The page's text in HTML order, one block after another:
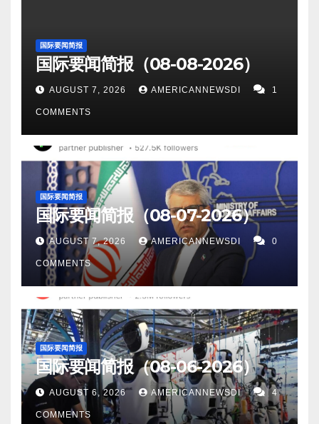
克蘭結束戰爭的唯一機會是與俄羅斯談判。 14。莫斯
科（路透社）——俄羅斯週一指責西方國家通過制
裁“實質上竊取”了其黃金和外匯儲備。當被記者問及歐
盟將凍結的俄羅斯資產轉移到烏克蘭的提議時，克里
姆林宮發言人德米特里佩斯科夫說：“總的來說，我們
的大部分資產基本上已被特定的西方國家竊取。” 15。
據俄羅斯國有新聞媒體RIA Novosti報導，週一晚上，
連接俄羅斯和白俄羅斯的鐵路的一部分被爆炸裝置損
壞。據報導，爆炸炸毀了布良斯克地區俄羅斯城鎮
Novozybkiv和Zlinka之間的部分軌道，該地區分別與白
俄羅斯和烏克蘭接壤。 16。美国疫情 昨日美国新增新
冠患者8,100人。新增死亡人数1人。 康州新增新冠感
染202人，新增死0人。 17。世界疫情 昨日印度新增新
冠患者1,334人. 日本新增30,873人； 中国新增6,525
人。 俄罗斯昨日新增新冠患者8,587人。 以下为华人
服务广告区： 衷心感谢大家的支持！ 顾震帝 2022年
10月25日。
潛艇上。週三，埃里克·庫里拉將軍在國際水域的一個
秘密地點登上了西弗吉尼亞號航空母艦大約八小時，
下為戰時應急進行訓練。 16。美国疫情 昨日美国新增
新冠患者4,971人。新增死亡人数12人。 康州新增新冠
感染433人，新增死0人 17。世界疫情 昨日印度新增新
冠患者1,994人. 日本新增34,173人； 中国新增6,929
人。 俄罗斯昨日新增新冠患者9,241人。 以下为华人
服务广告区： 衷心感谢大家的支持！ 顾震帝 2022年
10月24日。
11。比爾克林頓前顧問相信，聯邦調查局搜查前总统
川普的海湖莊園目的是為了保護他们自己。 12。活動
人士說，週六，伊朗的店主和工廠工人舉行罷工，因
馬薩·阿米尼 (Mahsa Amini) 死亡引發的由女性領導的
涉嫌違反伊朗嚴格的女性著裝規定而被捕後死亡，引
發了伊斯蘭共和國多年來最大規模的抗議活動。 13。
根據周三最新的《經濟學人》/ YouGov 民意調查，拜
登的淨支持率下降 14 個百分點至 39%。 主要是因为
民主黨人和獨立人士。 14。《華爾街日報》
10 月 21 日報導稱，美聯儲官員可能正計劃將利率再
上調 75 個基點。 文章還表示，當局將開始準備
在 12 月之前降低利率。 正如美聯儲理事克里斯托弗·
沃勒（Christopher Waller）所說，官員們將在下次會
議上“就緊縮步伐進行深思熟慮的討論”。 15。柏林/迪
拜（路透社）——週六，成千上萬的人在柏林遊行，
以表示對伊朗抗議者的支持。儘管伊朗对游行進行了
致命的鎮壓，但由於馬薩·阿米尼 (Mahsa Amini) 在警
與俄羅斯國防部長謝爾蓋·紹伊古進行了交談，並強調
了在烏克蘭戰爭期間保持通信線路的重要性。 7。路透
布魯塞爾10月21日 - 法國總統馬克龍週五表示，歐盟
必須重新考慮與中國的貿易對話，呼籲在這兩個商業
強國之間建立更公平的競爭環境。”我們過去在向中國
出售基礎設施方面犯了戰略錯誤，”馬克龍在為期兩天
的歐盟峰會結束時表示，該峰會將中歐關係列入議
程。 8。周五，美國股市在交易結束時走高，道瓊斯指
數週五上漲約 650 點。道指上
漲 2.16% 至 30,988.75，納斯達克上
漲 1.88% 至 10,814.54。 標準普爾 500 指數也上
漲 2.05% 至 3,740.87 點。 9。在最近對喬·羅根的採訪
中，特斯拉和 SpaceX 首席執行官埃隆·馬斯克談到了
一系列話題，並警告說，在一場滅絕級事件將我們全
部消滅之前，人類只剩下幾年時間了。 他沒有具體說
明他指的是什麼類型的事件，但他確實說我們需要為
此做好準備。 10。據俄羅斯當局稱，據報導，烏克蘭
軍隊星期四晚上用 12 枚 HIMARS 導彈襲擊了赫爾鬆
国际要闻简报
国际要闻简报（08-08-2026）
AUGUST 7, 2026 AMERICANNEWSDI 1
COMMENTS
国际要闻简报
国际要闻简报（08-07-2026）
AUGUST 7, 2026 AMERICANNEWSDI 0
COMMENTS
国际要闻简报
国际要闻简报（08-06-2026）
AUGUST 6, 2026 AMERICANNEWSDI 4
COMMENTS